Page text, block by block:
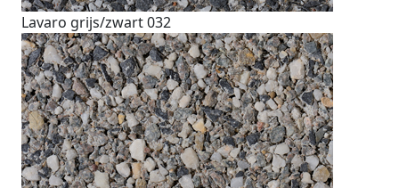
Lavaro grijs/zwart 032